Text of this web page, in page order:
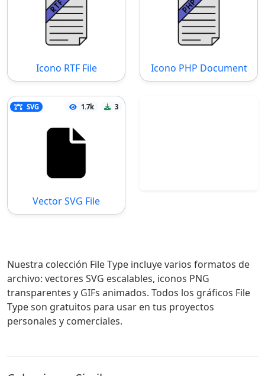
Icono RTF File Icono PHP Document
SVG 1.7k 3
Vector SVG File
Nuestra colección File Type incluye varios formatos de
archivo: vectores SVG escalables, iconos PNG
transparentes y GIFs animados. Todos los gráficos File
Type son gratuitos para usar en tus proyectos
personales y comerciales.